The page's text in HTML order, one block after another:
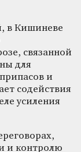
в Кишиневе
связанной
для
и
содействия
усиления
и контролю